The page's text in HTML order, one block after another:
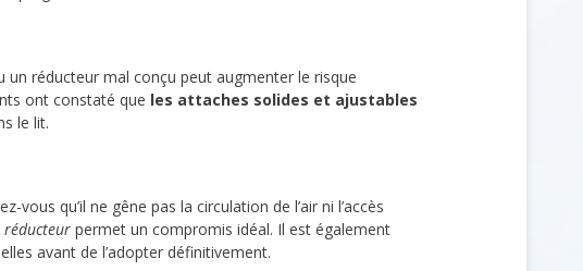
un réducteur mal conçu peut augmenter le risque
ont constaté que les attaches solides et ajustables
le lit.
vous qu’il ne gêne pas la circulation de l’air ni l’accès
réducteur permet un compromis idéal. Il est également
avant de l’adopter définitivement.